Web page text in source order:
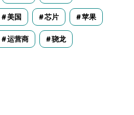
美国 芯片 苹果
运营商 骁龙